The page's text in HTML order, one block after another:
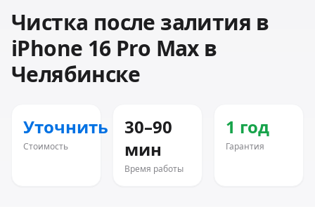
Чистка после залития в
iPhone 16 Pro Max в
Челябинске
Уточнить
Стоимость
30–90
мин
Время работы
1 год
Гарантия